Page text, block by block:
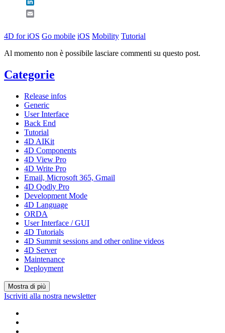
4D for iOS Go mobile iOS Mobility Tutorial
Al momento non è possibile lasciare commenti su questo post.
Categorie
Release infos
Generic
User Interface
Back End
Tutorial
4D AIKit
4D Components
4D View Pro
4D Write Pro
Email, Microsoft 365, Gmail
4D Qodly Pro
Development Mode
4D Language
ORDA
User Interface / GUI
4D Tutorials
4D Summit sessions and other online videos
4D Server
Maintenance
Deployment
Mostra di più
Iscriviti alla nostra newsletter